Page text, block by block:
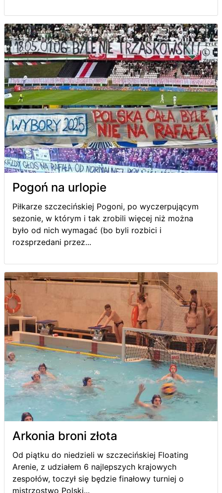
Pogoń na urlopie
Piłkarze szczecińskiej Pogoni, po wyczerpującym
sezonie, w którym i tak zrobili więcej niż można
było od nich wymagać (bo byli rozbici i
rozsprzedani przez...
Arkonia broni złota
Od piątku do niedzieli w szczecińskiej Floating
Arenie, z udziałem 6 najlepszych krajowych
zespołów, toczył się będzie finałowy turniej o
mistrzostwo Polski...